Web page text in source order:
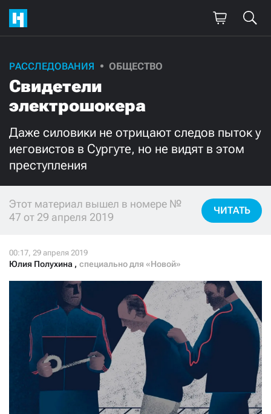
РАССЛЕДОВАНИЯ ОБЩЕСТВО
Свидетели
электрошокера
Даже силовики не отрицают следов пыток у
иеговистов в Сургуте, но не видят в этом
преступления
Этот материал вышел в номере №
47 от 29 апреля 2019
ЧИТАТЬ
Юлия Полухина , специально для «Новой»
Поддержите
нашу работу!
Ежемесячно
3000 1000
500 300
Нажимая кнопку «Стать соучастником»,
я принимаю условия и подтверждаю свое гражданство РФ
ПОДЕЛИТЬСЯ С ДРУЗЬЯМИ
Если у вас есть вопросы, пишите donate@novayagazeta.ru
звоните:
+7 (929) 612-03-68